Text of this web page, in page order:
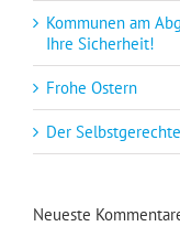
Kommunen am
Ihre Sicherheit!
Frohe Ostern
Der
Neueste